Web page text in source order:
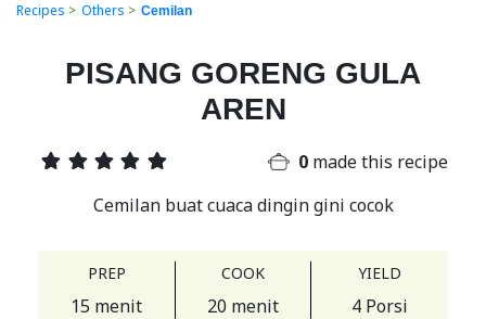
Recipes > Others > Cemilan
PISANG GORENG GULA
AREN
0 made this recipe
Cemilan buat cuaca dingin gini cocok
PREP
15 menit
COOK
20 menit
YIELD
4 Porsi